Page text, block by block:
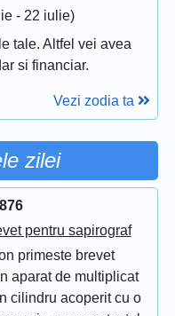
- 22 iulie)
tale. Altfel vei avea
si financiar.
Vezi zodia ta
zilei
pentru sapirograf
primeste brevet
aparat de multiplicat
cilindru acoperit cu o